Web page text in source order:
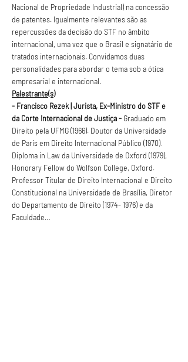
Nacional de Propriedade Industrial) na concessão
de patentes. Igualmente relevantes são as
repercussões da decisão do STF no âmbito
internacional, uma vez que o Brasil e signatário de
tratados internacionais. Convidamos duas
personalidades para abordar o tema sob a ótica
empresarial e internacional.
Palestrante(s)
- Francisco Rezek | Jurista, Ex-Ministro do STF e
da Corte Internacional de Justiça - Graduado em
Direito pela UFMG (1966). Doutor da Universidade
de Paris em Direito Internacional Público (1970).
Diploma in Law da Universidade de Oxford (1979),
Honorary Fellow do Wolfson College, Oxford.
Professor Titular de Direito Internacional e Direito
Constitucional na Universidade de Brasília, Diretor
do Departamento de Direito (1974- 1976) e da
Faculdade…